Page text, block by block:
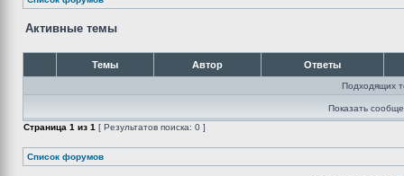
Активные темы
Темы Автор Ответы
Подходящих
Показать
Страница 1 из 1 [ Результатов поиска: 0 ]
Список форумов